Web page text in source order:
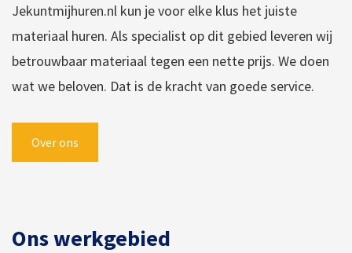
Jekuntmijhuren.nl kun je voor elke klus het juiste
materiaal huren. Als specialist op dit gebied leveren wij
betrouwbaar materiaal tegen een nette prijs. We doen
wat we beloven. Dat is de kracht van goede service.
Over ons
Ons werkgebied